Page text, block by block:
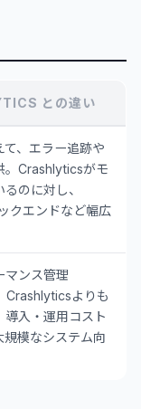
との違い
、エラー追跡や
。Crashlyticsがモ
のに対し、
クエンドなど幅広
マンス管理
Crashlyticsよりも
導入・運用コスト
模なシステム向